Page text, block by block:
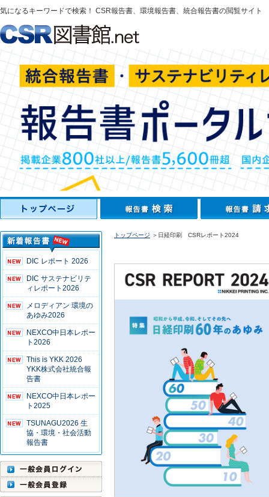
気になるキーワードで検索！ CSR報告書、環境報告書、統合報告書の閲覧サイト
DIC レポート 2026
DIC サステナビリテ
ィレポート2026
メロディアン 環境の
あゆみ2026
NEXCO中日本レポー
ト2026
This is YKK 2026
YKK株式会社統合報
告書
NEXCO中日本レポー
ト2025
TSUNAGU2026 生
協・環境・社会活動
報告書
トップページ ＞日経印刷 CSRレポート2024